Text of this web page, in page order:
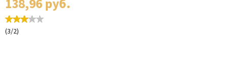
138,96руб.
(3/2)